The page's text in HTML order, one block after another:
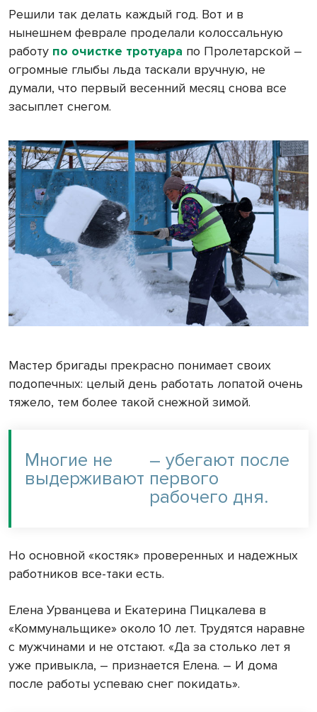
Решили так делать каждый год. Вот и в
нынешнем феврале проделали колоссальную
работу по очистке тротуара по Пролетарской –
огромные глыбы льда таскали вручную, не
думали, что первый весенний месяц снова все
засыплет снегом.
Мастер бригады прекрасно понимает своих
подопечных: целый день работать лопатой очень
тяжело, тем более такой снежной зимой.
Многие не
выдерживают
– убегают после
первого
рабочего дня.
Но основной «костяк» проверенных и надежных
работников все-таки есть.
Елена Урванцева и Екатерина Пицкалева в
«Коммунальщике» около 10 лет. Трудятся наравне
с мужчинами и не отстают. «Да за столько лет я
уже привыкла, – признается Елена. – И дома
после работы успеваю снег покидать».